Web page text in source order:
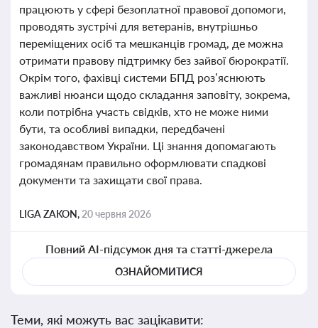
працюють у сфері безоплатної правової допомоги,
проводять зустрічі для ветеранів, внутрішньо
переміщених осіб та мешканців громад, де можна
отримати правову підтримку без зайвої бюрократії.
Окрім того, фахівці системи БПД роз’яснюють
важливі нюанси щодо складання заповіту, зокрема,
коли потрібна участь свідків, хто не може ними
бути, та особливі випадки, передбачені
законодавством України. Ці знання допомагають
громадянам правильно оформлювати спадкові
документи та захищати свої права.
LIGA ZAKON, 20 червня 2026
Повний AI-підсумок дня та статті-джерела
ОЗНАЙОМИТИСЯ
Теми, які можуть вас зацікавити: